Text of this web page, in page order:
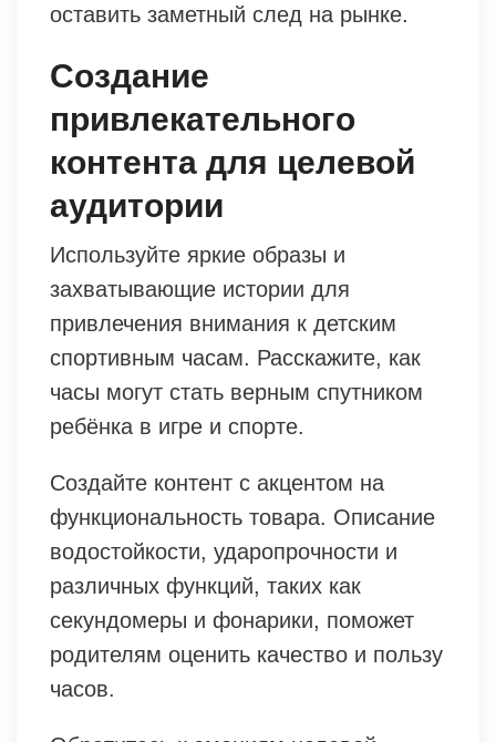
оставить заметный след на рынке.
Создание
привлекательного
контента для целевой
аудитории
Используйте яркие образы и
захватывающие истории для
привлечения внимания к детским
спортивным часам. Расскажите, как
часы могут стать верным спутником
ребёнка в игре и спорте.
Создайте контент с акцентом на
функциональность товара. Описание
водостойкости, ударопрочности и
различных функций, таких как
секундомеры и фонарики, поможет
родителям оценить качество и пользу
часов.